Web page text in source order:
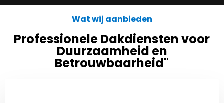
Wat wij aanbieden
Professionele Dakdiensten voor
Duurzaamheid en
Betrouwbaarheid"